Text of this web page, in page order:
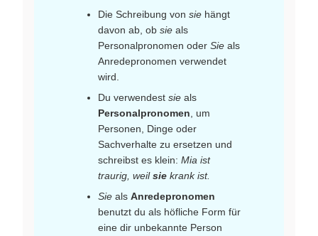
Die Schreibung von sie hängt
davon ab, ob sie als
Personalpronomen oder Sie als
Anredepronomen verwendet
wird.
Du verwendest sie als
Personalpronomen , um
Personen, Dinge oder
Sachverhalte zu ersetzen und
schreibst es klein: Mia ist
traurig, weilsie krank ist.
Sie als Anredepronomen
benutzt du als höfliche Form für
eine dir unbekannte Person